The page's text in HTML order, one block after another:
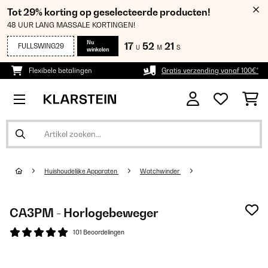
Tot 29% korting op geselecteerde producten!
48 UUR LANG MASSALE KORTINGEN!
FULLSWING29
Nu
winkelen
17 U 52 M 20 S
Flexibele betalingen Gratis verzending vanaf 100€*
Huishoudelijke Apparaten Watchwinder
CA3PM - Horlogebeweger
101 Beoordelingen